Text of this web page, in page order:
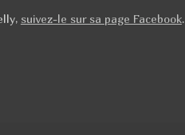
suivez-le sur sa page Facebook.